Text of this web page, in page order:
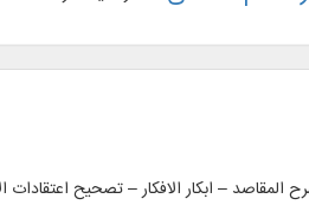
– شرح المقاصد – ابکار الافکار – تصحیح